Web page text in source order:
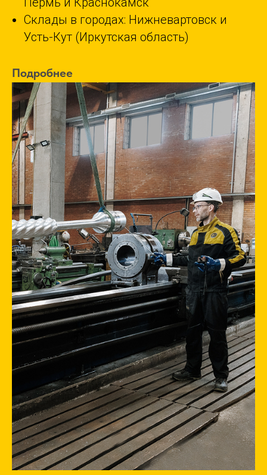
Склады в городах: Нижневартовск и
Усть-Кут (Иркутская область)
Подробнее